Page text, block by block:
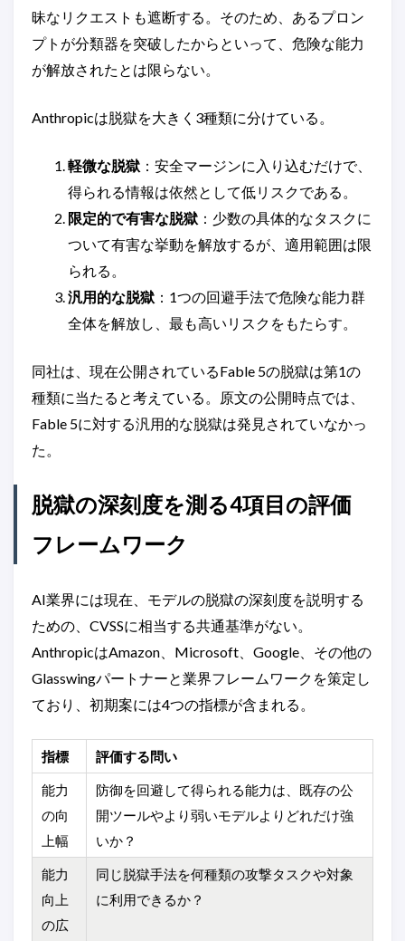
昧なリクエストも遮断する。そのため、あるプロン
プトが分類器を突破したからといって、危険な能力
が解放されたとは限らない。
Anthropicは脱獄を大きく3種類に分けている。
軽微な脱獄 ：安全マージンに入り込むだけで、
得られる情報は依然として低リスクである。
限定的で有害な脱獄 ：少数の具体的なタスクに
ついて有害な挙動を解放するが、適用範囲は限
られる。
汎用的な脱獄 ：1つの回避手法で危険な能力群
全体を解放し、最も高いリスクをもたらす。
同社は、現在公開されているFable 5の脱獄は第1の
種類に当たると考えている。原文の公開時点では、
Fable 5に対する汎用的な脱獄は発見されていなかっ
た。
脱獄の深刻度を測る4項目の評価
フレームワーク
AI業界には現在、モデルの脱獄の深刻度を説明する
ための、CVSSに相当する共通基準がない。
AnthropicはAmazon、Microsoft、Google、その他の
Glasswingパートナーと業界フレームワークを策定し
ており、初期案には4つの指標が含まれる。
指標 評価する問い
能力
の向
上幅
防御を回避して得られる能力は、既存の公
開ツールやより弱いモデルよりどれだけ強
いか？
能力
向上
の広
同じ脱獄手法を何種類の攻撃タスクや対象
に利用できるか？